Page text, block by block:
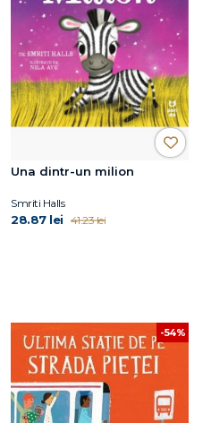
Una dintr-un milion
Smriti Halls
28.87 lei 41.23 lei
-54%